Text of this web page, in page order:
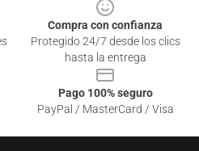
Compra con confianza
Protegido 24/7 desde los clics
hasta la entrega
Pago 100% seguro
PayPal / MasterCard / Visa